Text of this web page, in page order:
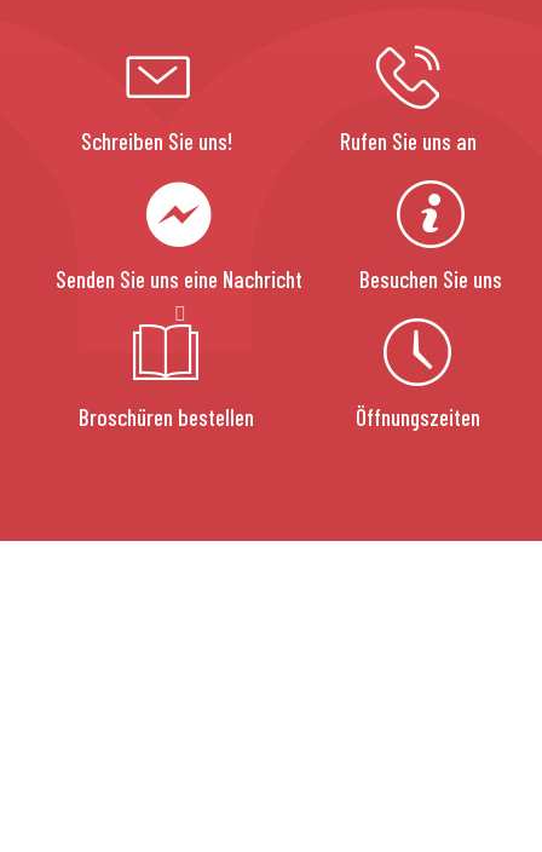
Schreiben Sie uns! Rufen Sie uns an
Senden Sie uns eine Nachricht Besuchen Sie uns
Broschüren bestellen Öffnungszeiten